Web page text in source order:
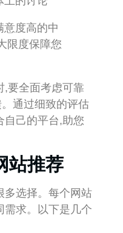
意度高的中
限度保障您
,要全面考虑可靠
通过细致的评估
自己的平台,助您
站推荐
多选择。每个网站
需求。以下是几个